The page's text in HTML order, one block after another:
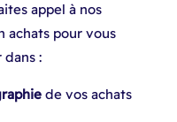
appel à nos
achats pour vous
dans :
de vos achats